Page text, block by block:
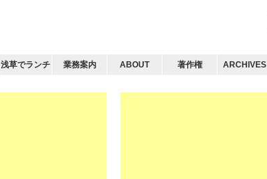
浅草でランチ 業務案内 ABOUT 著作権 ARCHIVES